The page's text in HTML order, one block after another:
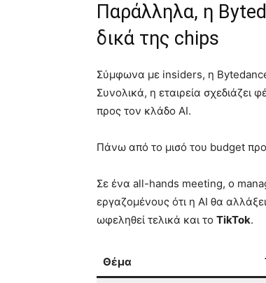
Παράλληλα, η
δικά της chips
Σύμφωνα με insiders, η Bytedance
Συνολικά, η εταιρεία σχεδιάζει
προς τον κλάδο AI.
Πάνω από το μισό του budget
Σε ένα all-hands meeting, ο
εργαζομένους ότι η AI θα
ωφεληθεί τελικά και το TikTok.
Θέμα